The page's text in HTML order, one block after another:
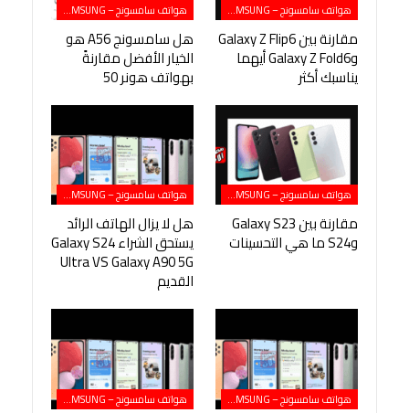
هواتف سامسونج – SAMSUNG
مقارنة بين Galaxy Z Flip6
وGalaxy Z Fold6 أيهما
يناسبك أكثر
هواتف سامسونج – SAMSUNG
هل سامسونج A56 هو
الخيار الأفضل مقارنةً
بهواتف هونر 50
هواتف سامسونج – SAMSUNG
مقارنة بين Galaxy S23
وS24 ما هي التحسينات
هواتف سامسونج – SAMSUNG
هل لا يزال الهاتف الرائد
يستحق الشراء Galaxy S24
Ultra VS Galaxy A90 5G
القديم
هواتف سامسونج – SAMSUNG هواتف سامسونج – SAMSUNG